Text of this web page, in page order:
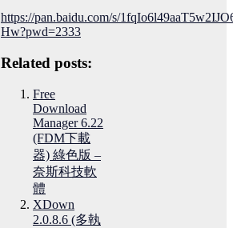
https://pan.baidu.com/s/
Hw?pwd=2333
Related posts:
Free
Download
Manager 6.22
(FDM下載
器) 綠色版 –
奈斯科技軟
體
XDown
2.0.8.6 (多執